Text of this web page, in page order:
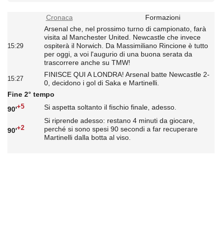
Cronaca Formazioni
15:29
Arsenal che, nel prossimo turno di campionato, farà
visita al Manchester United. Newcastle che invece
ospiterà il Norwich. Da Massimiliano Rincione è tutto
per oggi, a voi l'augurio di una buona serata da
trascorrere anche su TMW!
15:27
FINISCE QUI A LONDRA! Arsenal batte Newcastle 2-
0, decidono i gol di Saka e Martinelli.
Fine 2° tempo
90'+5 Si aspetta soltanto il fischio finale, adesso.
90'+2
Si riprende adesso: restano 4 minuti da giocare,
perché si sono spesi 90 secondi a far recuperare
Martinelli dalla botta al viso.